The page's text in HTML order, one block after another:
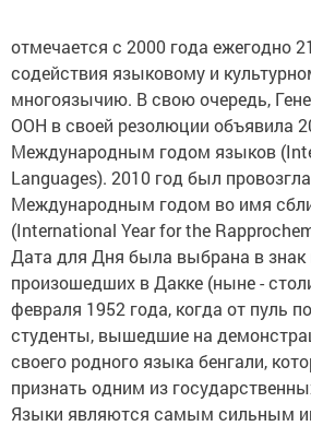
отмечается с 2000 года ежегодно
содействия языковому и
многоязычию. В свою очередь,
ООН в своей резолюции объявила
Международным годом языков
Languages). 2010 год был
Международным годом во имя
(International Year for the
Дата для Дня была выбрана в
произошедших в Дакке (ныне -
февраля 1952 года, когда от пуль
студенты, вышедшие на
своего родного языка бенгали,
признать одним из
Языки являются самым сильным